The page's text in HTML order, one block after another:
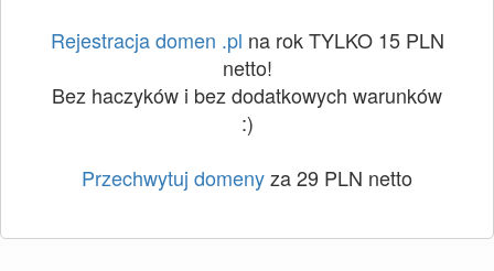
Rejestracja domen .pl na rok TYLKO 15 PLN
netto!
Bez haczyków i bez dodatkowych warunków
:)
Przechwytuj domenyza 29 PLN netto